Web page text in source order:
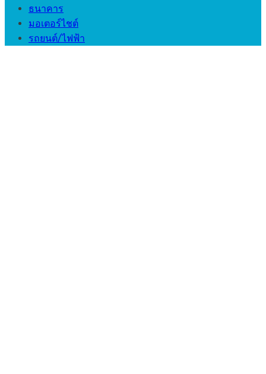
ธนาคาร
มอเตอร์ไชต์
รถยนต์/ไฟฟ้า